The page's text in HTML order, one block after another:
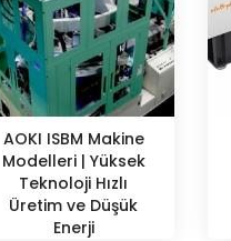
AOKI ISBM Makine
Modelleri | Yüksek
Teknoloji Hızlı
Üretim ve Düşük
Enerji